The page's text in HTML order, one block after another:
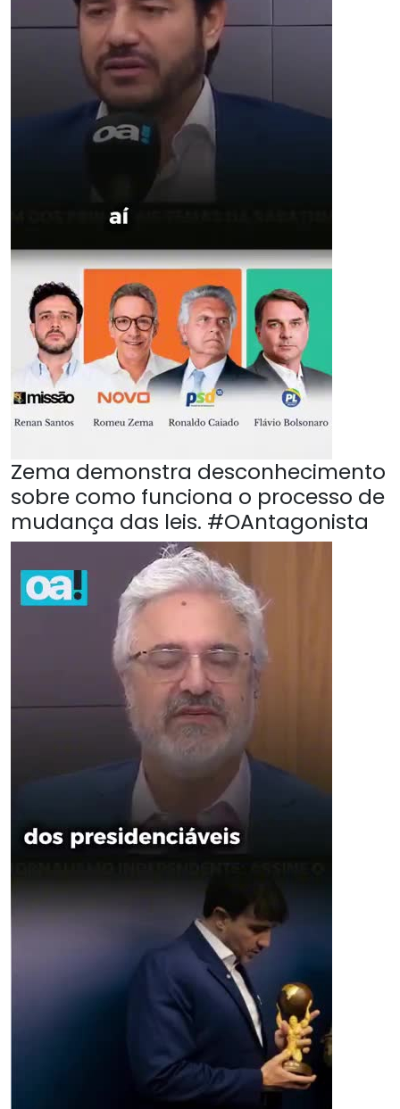
Zema demonstra desconhecimento
sobre como funciona o processo de
mudança das leis. #OAntagonista